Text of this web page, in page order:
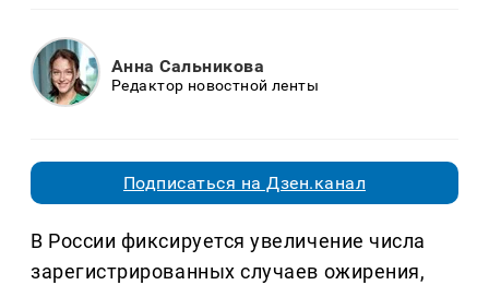
Анна Сальникова
Редактор новостной ленты
Подписаться на Дзен.канал
В России фиксируется увеличение числа
зарегистрированных случаев ожирения,